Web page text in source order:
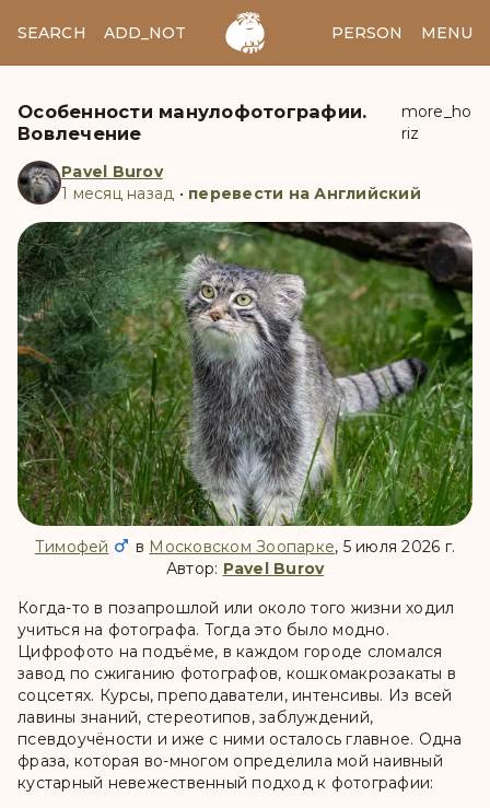
SEARCH ADD_NOTES ADD_IMAGE PERSON MENU
Особенности манулофотографии.
Вовлечение
more_ho
riz
Pavel Burov
1 месяц назад • перевести на Английский
Тимофей в Московском Зоопарке, 5 июля 2026 г.
Автор: Pavel Burov
Когда-то в позапрошлой или около того жизни ходил
учиться на фотографа. Тогда это было модно.
Цифрофото на подъёме, в каждом городе сломался
завод по сжиганию фотографов, кошкомакрозакаты в
соцсетях. Курсы, преподаватели, интенсивы. Из всей
лавины знаний, стереотипов, заблуждений,
псевдоучёности и иже с ними осталось главное. Одна
фраза, которая во-многом определила мой наивный
кустарный невежественный подход к фотографии: